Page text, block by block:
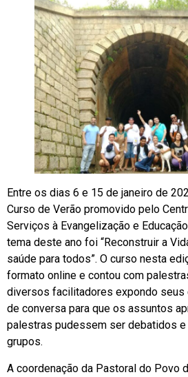
Entre os dias 6 e 15 de janeiro de
Curso de Verão promovido pelo
Serviços à Evangelização e
tema deste ano foi “Reconstruir a
saúde para todos”. O curso nesta
formato online e contou com
diversos facilitadores expondo seus
de conversa para que os assuntos
palestras pudessem ser debatidos
grupos.
A coordenação da Pastoral do Povo